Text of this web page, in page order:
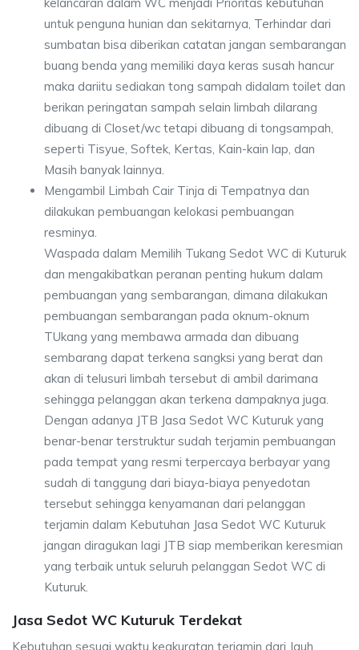
untuk penguna hunian dan sekitarnya, Terhindar dari
sumbatan bisa diberikan catatan jangan sembarangan
buang benda yang memiliki daya keras susah hancur
maka dariitu sediakan tong sampah didalam toilet dan
berikan peringatan sampah selain limbah dilarang
dibuang di Closet/wc tetapi dibuang di tongsampah,
seperti Tisyue, Softek, Kertas, Kain-kain lap, dan
Masih banyak lainnya.
Mengambil Limbah Cair Tinja di Tempatnya dan
dilakukan pembuangan kelokasi pembuangan
resminya.
Waspada dalam Memilih Tukang Sedot WC di Kuturuk
dan mengakibatkan peranan penting hukum dalam
pembuangan yang sembarangan, dimana dilakukan
pembuangan sembarangan pada oknum-oknum
TUkang yang membawa armada dan dibuang
sembarang dapat terkena sangksi yang berat dan
akan di telusuri limbah tersebut di ambil darimana
sehingga pelanggan akan terkena dampaknya juga.
Dengan adanya JTB Jasa Sedot WC Kuturuk yang
benar-benar terstruktur sudah terjamin pembuangan
pada tempat yang resmi terpercaya berbayar yang
sudah di tanggung dari biaya-biaya penyedotan
tersebut sehingga kenyamanan dari pelanggan
terjamin dalam Kebutuhan Jasa Sedot WC Kuturuk
jangan diragukan lagi JTB siap memberikan keresmian
yang terbaik untuk seluruh pelanggan Sedot WC di
Kuturuk.
Jasa Sedot WC Kuturuk Terdekat
Kebutuhan sesuai waktu keakuratan terjamin dari Jauh